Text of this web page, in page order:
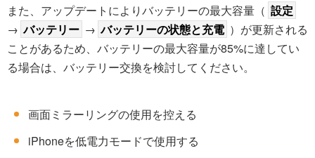
また、アップデートによりバッテリーの最大容量（ 設定
→ バッテリー → バッテリーの状態と充電 ）が更新される
ことがあるため、バッテリーの最大容量が85%に達してい
る場合は、バッテリー交換を検討してください。
画面ミラーリングの使用を控える
iPhoneを低電力モードで使用する